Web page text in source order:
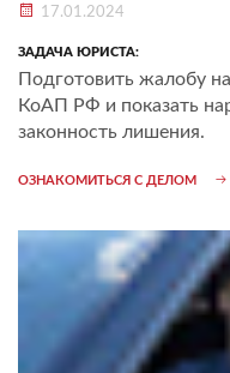
17.01.2024
ЗАДАЧА ЮРИСТА:
Подготовить жалобу
КоАП РФ и показать
законность лишения.
ОЗНАКОМИТЬСЯ С ДЕЛОМ